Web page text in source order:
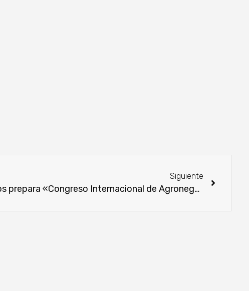
Siguiente
Universidad San Carlos prepara «Congreso Internacional de Agronegocios»